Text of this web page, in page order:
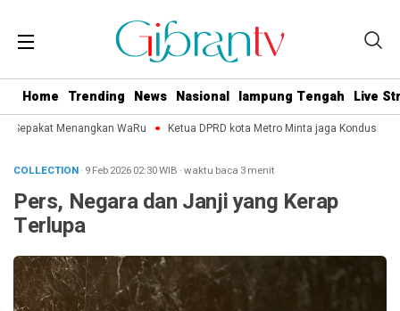
Home Trending News Nasional lampung Tengah Live
Menangkan WaRu Ketua DPRD kota Metro Minta jaga Kondusifitas
COLLECTION· 9 Feb 202602:30WIB ·waktu baca 3 menit
Pers, Negara dan Janji yang Kerap
Terlupa